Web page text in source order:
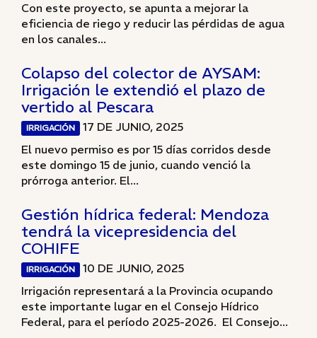
Con este proyecto, se apunta a mejorar la
eficiencia de riego y reducir las pérdidas de agua
en los canales...
Colapso del colector de AYSAM:
Irrigación le extendió el plazo de
vertido al Pescara
IRRIGACIÓN
17 DE JUNIO, 2025
El nuevo permiso es por 15 días corridos desde
este domingo 15 de junio, cuando venció la
prórroga anterior. El...
Gestión hídrica federal: Mendoza
tendrá la vicepresidencia del
COHIFE
IRRIGACIÓN
10 DE JUNIO, 2025
Irrigación representará a la Provincia ocupando
este importante lugar en el Consejo Hídrico
Federal, para el período 2025-2026. El Consejo...